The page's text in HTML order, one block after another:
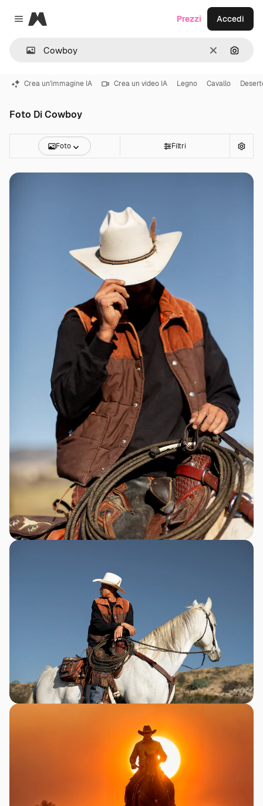
Close menu
Magnific
CancellaCerca
Prezzi Accedi
Crea un'immagine IA Crea un video IA Legno Cavallo
Foto Di Cowboy
Foto Filtri